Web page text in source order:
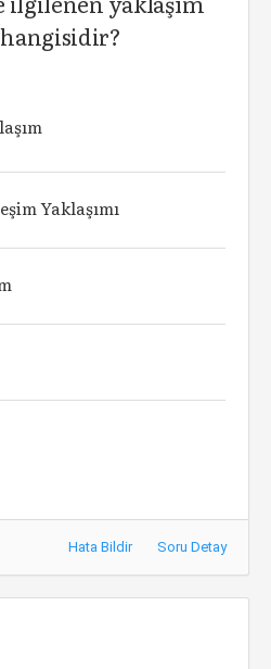
Yaklaşımı
Hata Bildir Soru Detay